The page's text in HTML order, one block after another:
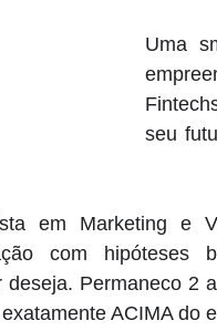
Uma
seu
em Marketing e
com
deseja. Permaneco 2
ACIMA do